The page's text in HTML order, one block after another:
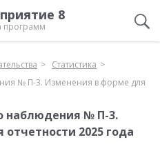
8
программ
Статистика
№ П-3. Изменения в форме для
наблюдения № П-3.
2025 года